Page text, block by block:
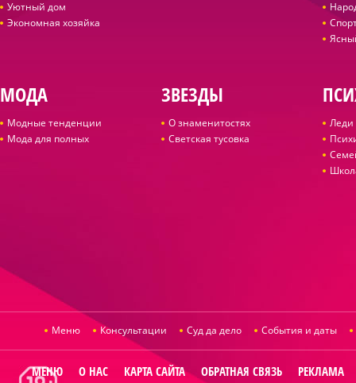
Уютный дом
Экономная хозяйка
МОДА
Модные тенденции
Мода для полных
ЗВЕЗДЫ
О знаменитостях
Светская тусовка
Леди
Меню Консультации Суд да дело События и даты
МЕНЮ О НАС КАРТА САЙТА ОБРАТНАЯ СВЯЗЬ РЕКЛАМА